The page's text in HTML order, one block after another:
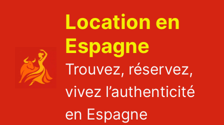
Location en
Espagne
Trouvez, réservez,
vivez l’authenticité
en Espagne